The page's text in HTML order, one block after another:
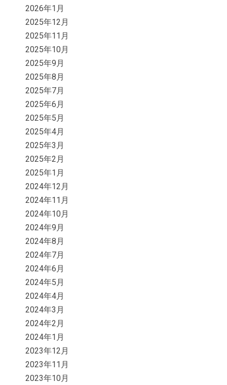
2026年1月
2025年12月
2025年11月
2025年10月
2025年9月
2025年8月
2025年7月
2025年6月
2025年5月
2025年4月
2025年3月
2025年2月
2025年1月
2024年12月
2024年11月
2024年10月
2024年9月
2024年8月
2024年7月
2024年6月
2024年5月
2024年4月
2024年3月
2024年2月
2024年1月
2023年12月
2023年11月
2023年10月